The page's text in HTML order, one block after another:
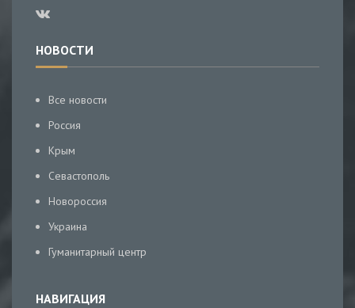
НОВОСТИ
Все новости
Россия
Крым
Севастополь
Новороссия
Украина
Гуманитарный центр
НАВИГАЦИЯ